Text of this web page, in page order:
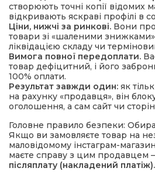
створюють точні копії відомих
відкривають яскраві профілі в
Ціни, нижчі за ринкові. Вони
товари зі «шаленими
ліквідацією складу чи
Вимога повної передоплати.
товар дефіцитний, і його
100% оплати.
Результат завжди один: як
на рахунку «продавця», він
оголошення, а сам сайт чи
Головне правило безпеки:
Якщо ви замовляєте товар на
маловідомому інстаграм-
маєте справу з цим продавцем
післяплату (накладений платіж).